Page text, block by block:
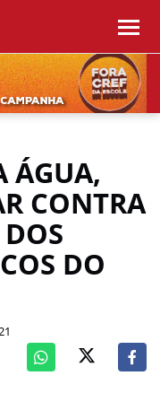
ÁGUA,
CONTRA
DO